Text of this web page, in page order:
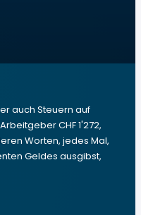
auch Steuern auf
CHF 1'272,
Worten, jedes Mal,
Geldes ausgibst,